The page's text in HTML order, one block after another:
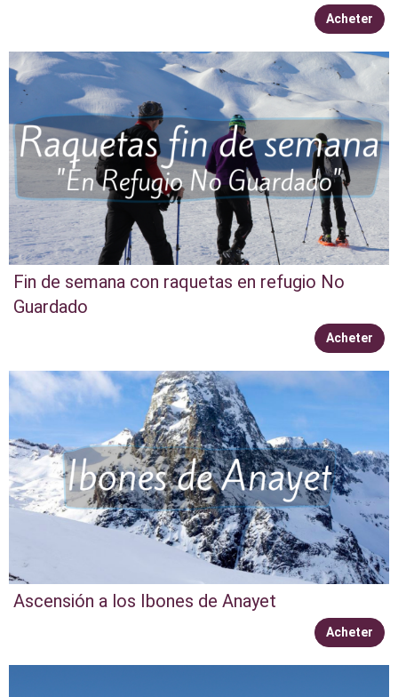
Acheter
Fin de semana con raquetas en refugio No
Guardado
Acheter
Ascensión a los Ibones de Anayet
Acheter